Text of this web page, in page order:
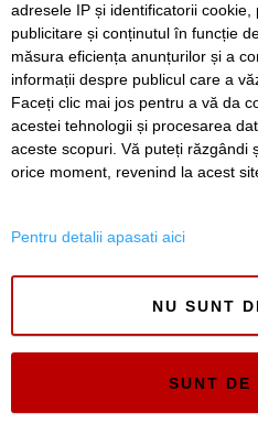
VIDEO. Arena „Eroii
Când va fi montat gazonul și
stadionul
SERVICII Redactia
Timiș
adresele IP și identificatorii
publicitare și conținutul în funcție
măsura eficiența anunțurilor și a
informații despre publicul care a
Faceți clic mai jos pentru a vă da
acestei tehnologii și procesarea
aceste scopuri. Vă puteți răzgândi
orice moment, revenind la acest
Pentru detalii apasati aici
NU SUNT
SUNT DE